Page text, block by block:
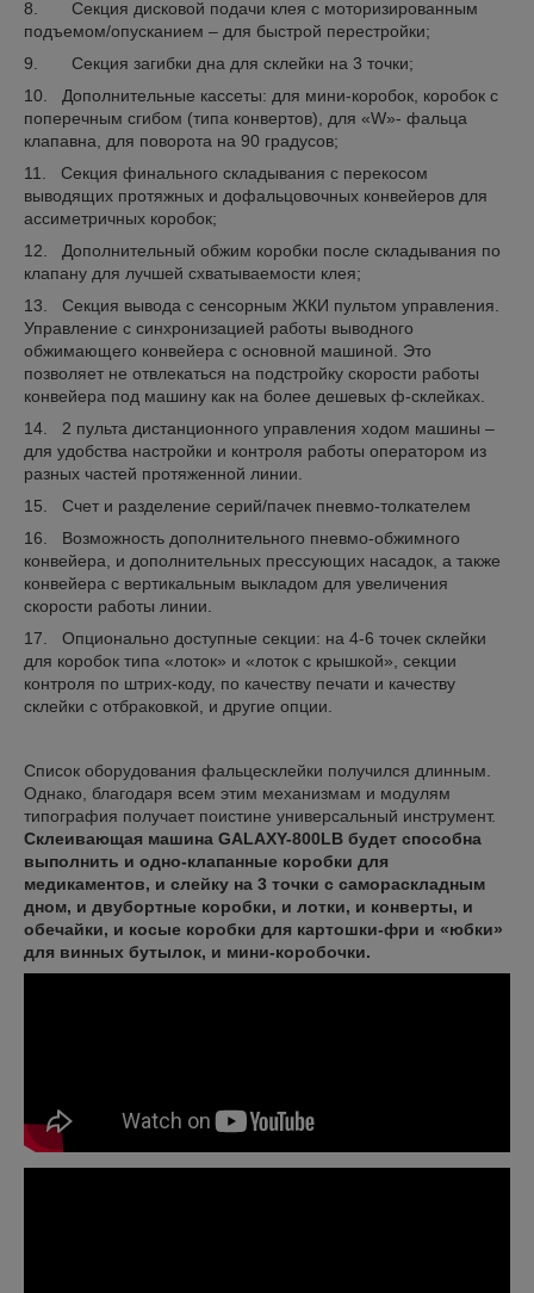
8. Секция дисковой подачи клея с моторизированным
подъемом/опусканием – для быстрой перестройки;
9. Секция загибки дна для склейки на 3 точки;
10. Дополнительные кассеты: для мини-коробок, коробок с
поперечным сгибом (типа конвертов), для «W»- фальца
клапавна, для поворота на 90 градусов;
11. Секция финального складывания с перекосом
выводящих протяжных и дофальцовочных конвейеров для
ассиметричных коробок;
12. Дополнительный обжим коробки после складывания по
клапану для лучшей схватываемости клея;
13. Секция вывода с сенсорным ЖКИ пультом управления.
Управление с синхронизацией работы выводного
обжимающего конвейера с основной машиной. Это
позволяет не отвлекаться на подстройку скорости работы
конвейера под машину как на более дешевых ф-склейках.
14. 2 пульта дистанционного управления ходом машины –
для удобства настройки и контроля работы оператором из
разных частей протяженной линии.
15. Счет и разделение серий/пачек пневмо-толкателем
16. Возможность дополнительного пневмо-обжимного
конвейера, и дополнительных прессующих насадок, а также
конвейера с вертикальным выкладом для увеличения
скорости работы линии.
17. Опционально доступные секции: на 4-6 точек склейки
для коробок типа «лоток» и «лоток с крышкой», секции
контроля по штрих-коду, по качеству печати и качеству
склейки с отбраковкой, и другие опции.
Список оборудования фальцесклейки получился длинным.
Однако, благодаря всем этим механизмам и модулям
типография получает поистине универсальный инструмент.
Склеивающая машина GALAXY-800LB будет способна
выполнить и одно-клапанные коробки для
медикаментов, и слейку на 3 точки с самораскладным
дном, и двубортные коробки, и лотки, и конверты, и
обечайки, и косые коробки для картошки-фри и «юбки»
для винных бутылок, и мини-коробочки.